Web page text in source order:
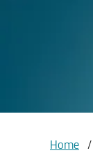
Home /